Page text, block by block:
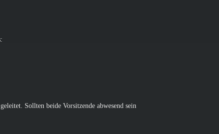
Sollten beide Vorsitzende abwesend sein